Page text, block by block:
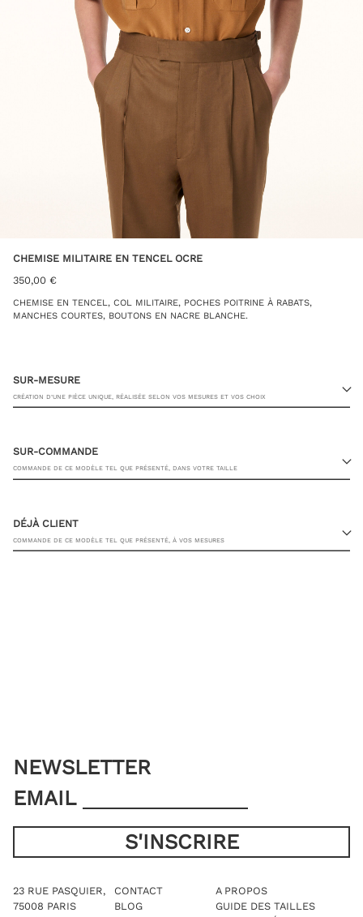
CHEMISE MILITAIRE EN TENCEL OCRE
CHEMISE EN TENCEL, COL MILITAIRE, POCHES POITRINE À RABATS,
MANCHES COURTES, BOUTONS EN NACRE BLANCHE.
350,00 €
SUR-MESURE
CRÉATION D’UNE PIÈCE UNIQUE, RÉALISÉE SELON VOS MESURES ET VOS CHOIX
SUR-COMMANDE
COMMANDE DE CE MODÈLE TEL QUE PRÉSENTÉ, DANS VOTRE TAILLE
DÉJÀ CLIENT
COMMANDE DE CE MODÈLE TEL QUE PRÉSENTÉ, À VOS MESURES
TAILLE DE CHEMISE
NEWSLETTER
EMAIL
23 RUE PASQUIER,
75008 PARIS
CONTACT
BLOG
A PROPOS
GUIDE DES TAILLES